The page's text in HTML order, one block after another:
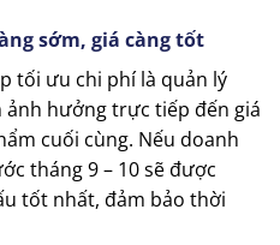
sớm, giá càng tốt
tối ưu chi phí là quản lý
hưởng trực tiếp đến giá
cuối cùng. Nếu doanh
tháng 9 – 10 sẽ được
tốt nhất, đảm bảo thời